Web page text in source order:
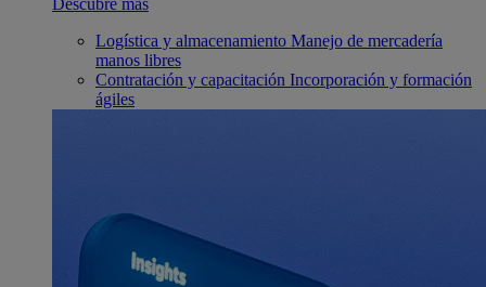
Logística y almacenamiento Manejo de mercadería
manos libres
Contratación y capacitación Incorporación y formación
ágiles